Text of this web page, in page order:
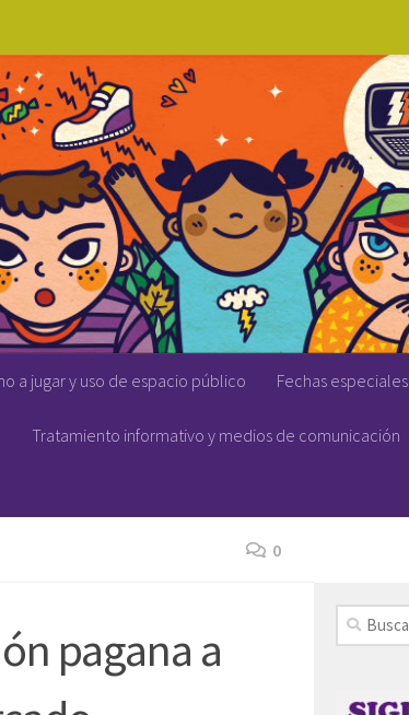
a jugar y uso de espacio público Fechas especiales
Tratamiento informativo y medios de comunicación
0
pagana a